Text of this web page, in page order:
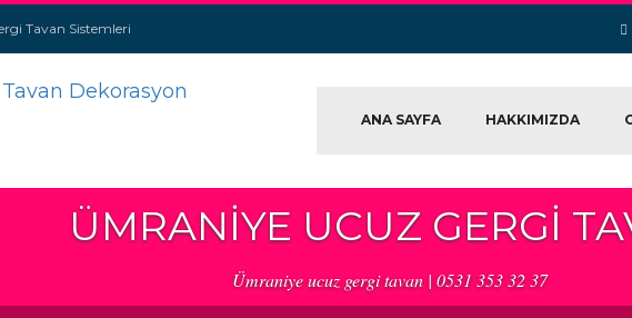
Tavan Sistemleri
ANA SAYFA HAKKIMIZDA
ÜMRANIYE UCUZ GERGI
Ümraniye ucuz gergi tavan | 0531 353 32 37